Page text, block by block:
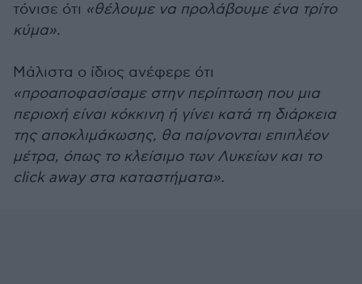
τόνισε ότι «θέλουμε να προλάβουμε ένα τρίτο
κύμα».
Μάλιστα ο ίδιος ανέφερε ότι
«προαποφασίσαμε στην περίπτωση που μια
περιοχή είναι κόκκινη ή γίνει κατά τη διάρκεια
της αποκλιμάκωσης, θα παίρνονται επιπλέον
μέτρα, όπως το κλείσιμο των Λυκείων και το
click away στα καταστήματα».